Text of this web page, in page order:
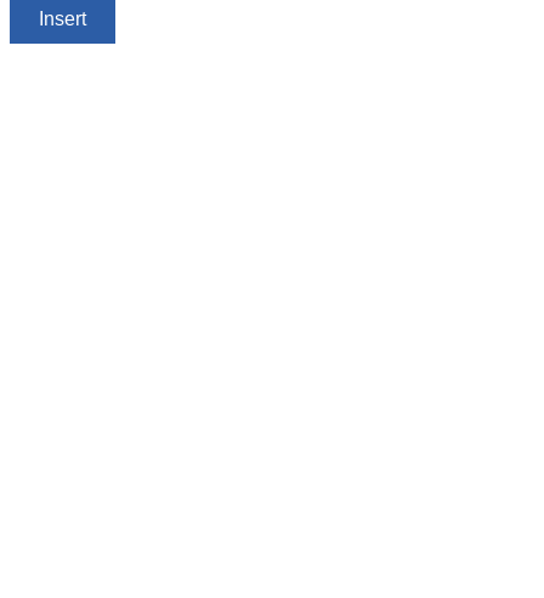
Insert